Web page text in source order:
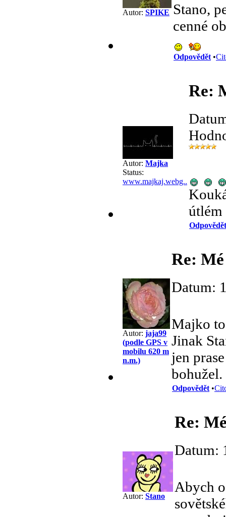
Autor: SPIKE Stano,
cenné
Odpovědět •
Autor: Majka
Status:
www.majkaj.webg..
Re:
Odpovědět
Autor: jaja99
(podle GPS v
mobilu 620 m
n.m.)
Re:
Datum:
Majko
Jinak
jen
Odpovědět •
Autor: Stano
Re:
Datum:
Abych